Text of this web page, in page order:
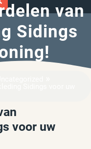
van
Sidings
voor uw